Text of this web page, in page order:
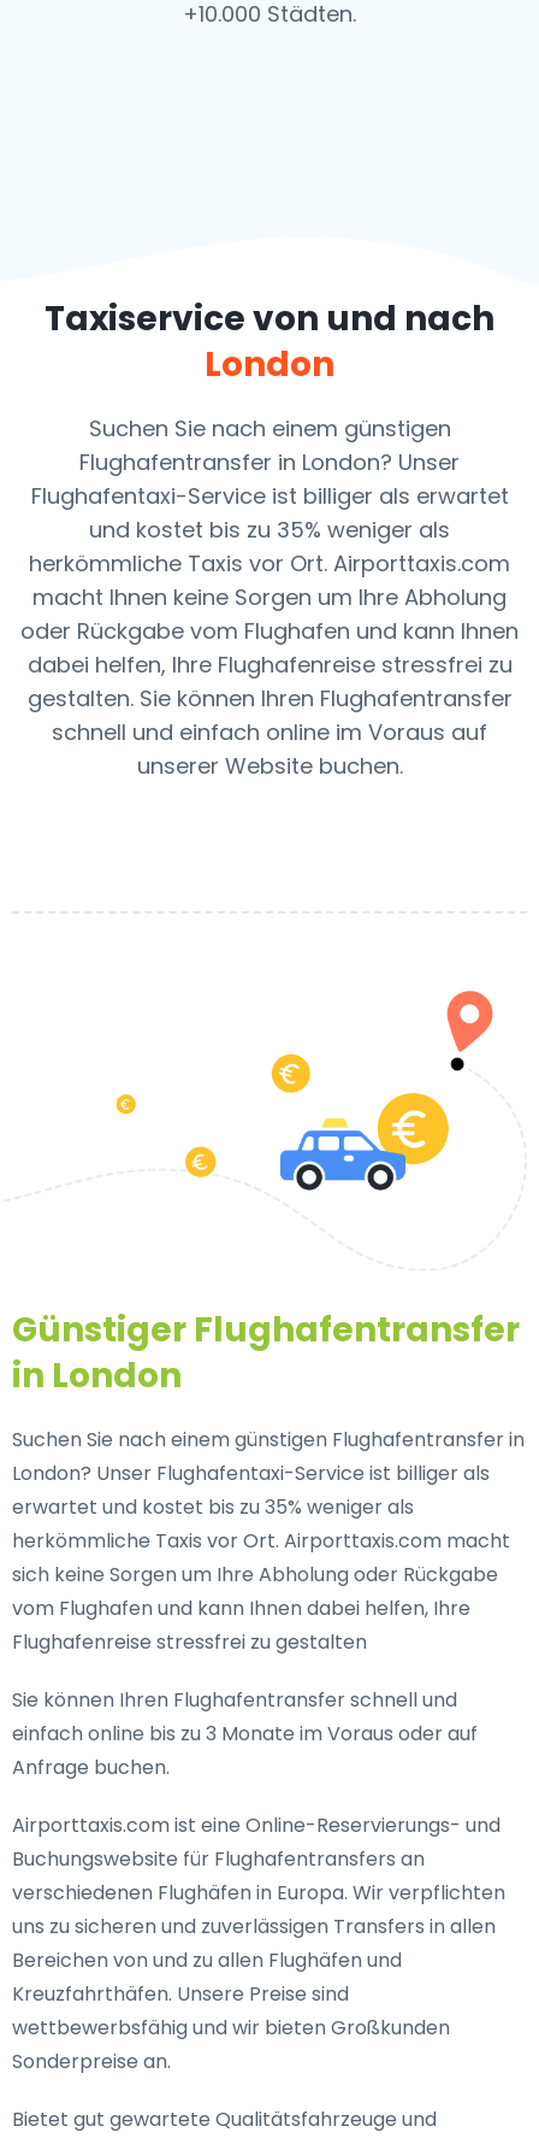
+10.000 Städten.
Taxiservice von und nach
London
Suchen Sie nach einem günstigen
Flughafentransfer in London? Unser
Flughafentaxi-Service ist billiger als erwartet
und kostet bis zu 35% weniger als
herkömmliche Taxis vor Ort. Airporttaxis.com
macht Ihnen keine Sorgen um Ihre Abholung
oder Rückgabe vom Flughafen und kann Ihnen
dabei helfen, Ihre Flughafenreise stressfrei zu
gestalten. Sie können Ihren Flughafentransfer
schnell und einfach online im Voraus auf
unserer Website buchen.
Günstiger Flughafentransfer
in London
Suchen Sie nach einem günstigen Flughafentransfer in
London? Unser Flughafentaxi-Service ist billiger als
erwartet und kostet bis zu 35% weniger als
herkömmliche Taxis vor Ort. Airporttaxis.com macht
sich keine Sorgen um Ihre Abholung oder Rückgabe
vom Flughafen und kann Ihnen dabei helfen, Ihre
Flughafenreise stressfrei zu gestalten
Sie können Ihren Flughafentransfer schnell und
einfach online bis zu 3 Monate im Voraus oder auf
Anfrage buchen.
Airporttaxis.com ist eine Online-Reservierungs- und
Buchungswebsite für Flughafentransfers an
verschiedenen Flughäfen in Europa. Wir verpflichten
uns zu sicheren und zuverlässigen Transfers in allen
Bereichen von und zu allen Flughäfen und
Kreuzfahrthäfen. Unsere Preise sind
wettbewerbsfähig und wir bieten Großkunden
Sonderpreise an.
Bietet gut gewartete Qualitätsfahrzeuge und